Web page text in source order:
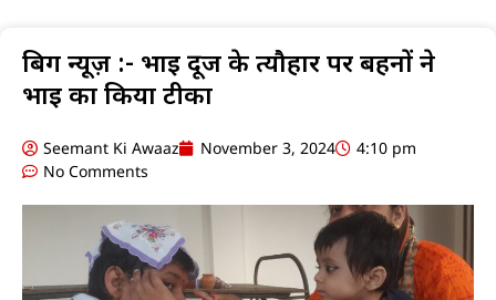
बिग न्यूज़ :- भाई दूज के त्यौहार पर बहनों ने
भाई का किया टीका
Seemant Ki Awaaz November 3, 2024
4:10 pm
No Comments